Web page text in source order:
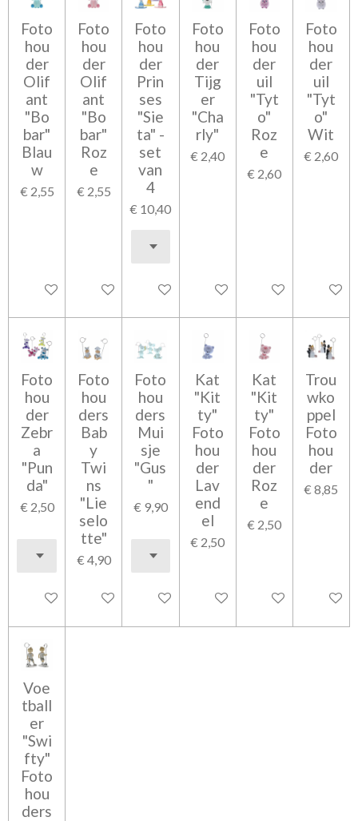
Foto
hou
der
Olif
ant
"Bo
bar"
Blau
w
€ 2,55
In winkelwagen
Foto
hou
der
Olif
ant
"Bo
bar"
Roz
e
€ 2,55
In winkelwagen
Foto
hou
der
Prin
ses
"Sie
ta" -
set
van
4
€ 10,40
In winkelwagen
Foto
hou
der
Tijg
er
"Cha
rly"
€ 2,40
In winkelwagen
Foto
hou
der
uil
"Tyt
o"
Roz
e
€ 2,60
In winkelwagen
Foto
hou
der
uil
"Tyt
o"
Wit
€ 2,60
In
Foto
hou
der
Zebr
a
"Pun
da"
€ 2,50
In winkelwagen
Foto
hou
ders
Bab
y
Twi
ns
"Lie
selo
tte"
€ 4,90
In winkelwagen
Foto
hou
ders
Mui
sje
"Gus
"
€ 9,90
In winkelwagen
Kat
"Kit
ty"
Foto
hou
der
Lav
end
el
€ 2,50
In winkelwagen
Kat
"Kit
ty"
Foto
hou
der
Roz
e
€ 2,50
In winkelwagen
Trou
wko
ppel
Foto
hou
der
€ 8,85
In
Voe
tball
er
"Swi
fty"
Foto
hou
ders